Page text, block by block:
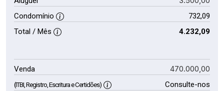
Condomínio
732,09
Total / Mês
4.232,09
Venda 470.000,00
(ITBI, Registro, Escritura e Certidões)
Consulte-nos